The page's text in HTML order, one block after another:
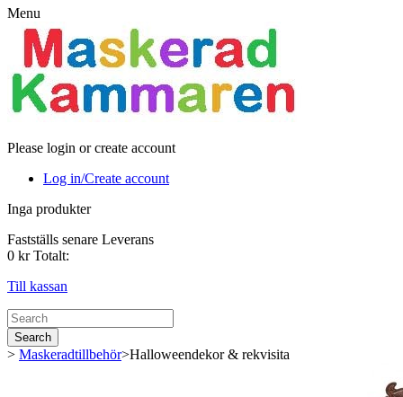
Menu
Please login or create account
Log in/Create account
Inga produkter
Fastställs senare Leverans
0 kr Totalt:
Till kassan
Search
> Maskeradtillbehör>Halloweendekor & rekvisita